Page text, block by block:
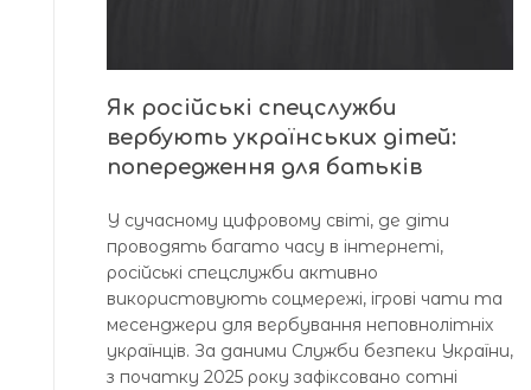
Як російські спецслужби
вербують українських дітей:
попередження для батьків
У сучасному цифровому світі, де діти
проводять багато часу в інтернеті,
російські спецслужби активно
використовують соцмережі, ігрові чати та
месенджери для вербування неповнолітніх
українців. За даними Служби безпеки України,
з початку 2025 року зафіксовано сотні